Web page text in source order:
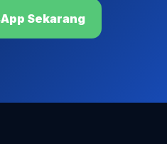
Sekarang